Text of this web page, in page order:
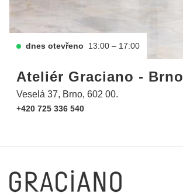
dnes otevřeno 13:00 – 17:00
Ateliér Graciano - Brno
Veselá 37, Brno, 602 00.
+420 725 336 540